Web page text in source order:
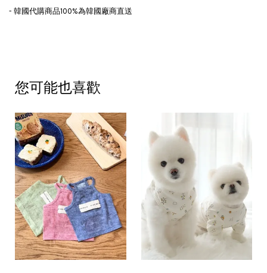
- 韓國代購商品100%為韓國廠商直送
您可能也喜歡